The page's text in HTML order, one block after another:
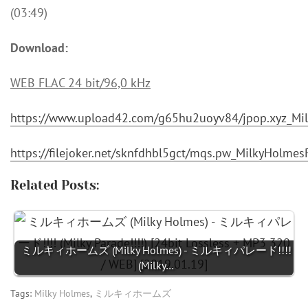
(03:49)
Download:
WEB FLAC 24 bit/96,0 kHz
https://www.upload42.com/g65hu2uoyv84/
https://filejoker.net/sknfdhbl5gct/
Related Posts:
ミルキィホームズ (Milky Holmes) - ミルキィパレード!!!!
(Milky…
Tags: Milky Holmes, ミルキィホームズ